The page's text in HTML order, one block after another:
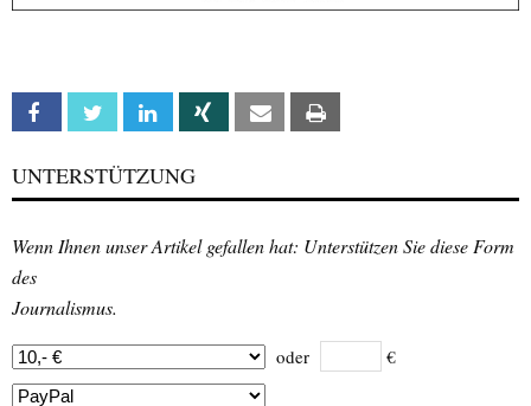
Facebook Twitter Linkedin Xing Email
UNTERSTÜTZUNG
Wenn Ihnen unser Artikel gefallen hat: Unterstützen Sie diese Form
des
Journalismus.
oder €